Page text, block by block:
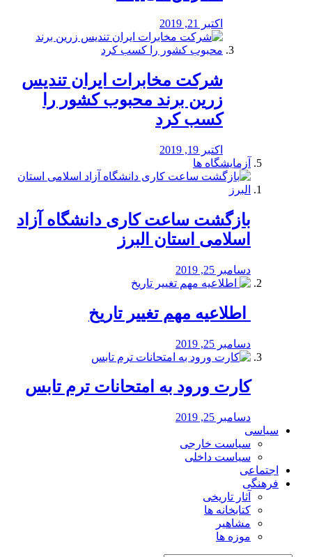
اکتبر 21, 2019
شرکت مخابرات ایران تندیس
زرین برند محبوب کشور را
کسب کرد
اکتبر 19, 2019
آزمایشگاه ها
بازگشت ساعت کاری دانشگاه آزاد
اسلامی استان البرز
دسامبر 25, 2019
️ اطلاعیه مهم تغییر تاریخ
دسامبر 25, 2019
کارت ورود به امتحانات ترم تابس
دسامبر 25, 2019
سیاسی
سیاست خارجی
سیاست داخلی
اجتماعی
فرهنگی
آثار تاریخی
کتابخانه ها
مشاهیر
موزه ها